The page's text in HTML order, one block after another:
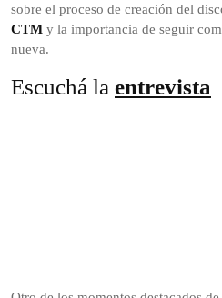
sobre el proceso de creación del
CTM y la importancia de seguir
nueva.
Escuchá la entrevista